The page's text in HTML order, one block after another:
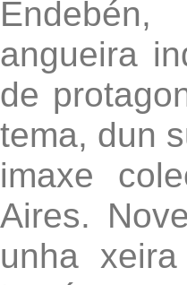
angueira
de
tema, dun
imaxe
Aires.
unha